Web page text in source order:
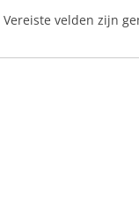
Vereiste velden zijn